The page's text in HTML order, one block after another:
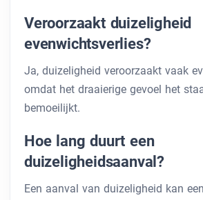
Veroorzaakt duizeligheid
evenwichtsverlies?
Ja, duizeligheid veroorzaakt vaak
omdat het draaierige gevoel het
bemoeilijkt.
Hoe lang duurt een
duizeligheidsaanval?
Een aanval van duizeligheid kan